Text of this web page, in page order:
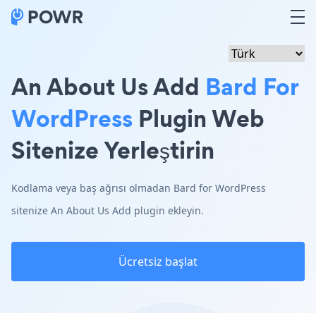
An About Us Add Bard For
WordPress Plugin Web
Sitenize Yerleştirin
Kodlama veya baş ağrısı olmadan Bard for WordPress
sitenize An About Us Add plugin ekleyin.
Ücretsiz başlat